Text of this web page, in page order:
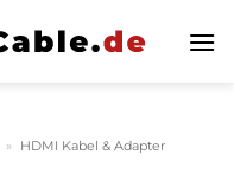
» HDMI Kabel & Adapter